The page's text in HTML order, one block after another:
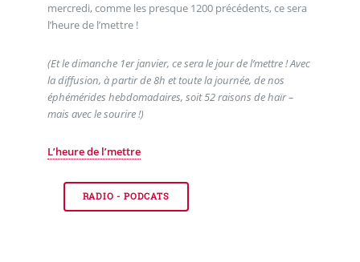
mercredi, comme les presque 1200 précédents, ce sera
l’heure de l’mettre !
(Et le dimanche 1er janvier, ce sera le jour de l’mettre ! Avec
la diffusion, à partir de 8h et toute la journée, de nos
éphémérides hebdomadaires, soit 52 raisons de haïr –
mais avec le sourire !)
L’heure de l’mettre
RADIO - PODCATS